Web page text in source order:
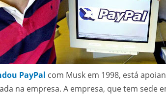
PayPal com Musk em 1998, está
na empresa. A empresa, que tem sede